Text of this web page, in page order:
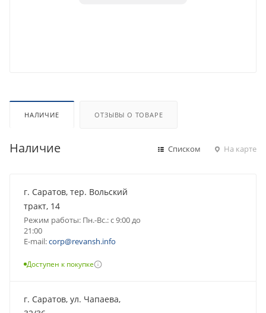
НАЛИЧИЕ ОТЗЫВЫ О ТОВАРЕ
Наличие Списком На карте
г. Саратов, тер. Вольский
тракт, 14
Режим работы: Пн.-Вс.: с 9:00 до
21:00
E-mail:corp@revansh.info
Доступен к покупке
г. Саратов, ул. Чапаева,